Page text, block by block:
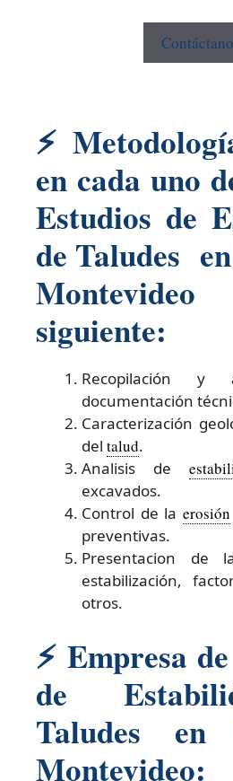
⚡
en cada uno
Estudios de
de Taludes
siguiente:
Recopilación
documentación
Caracterización
del talud.
Analisis de
excavados.
Control de la erosión
preventivas.
Presentacion de
estabilización,
otros.
⚡ Empresa
de
Taludes en
Montevideo: